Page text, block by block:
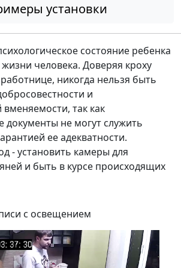
установки
состояние ребенка
человека. Доверяя кроху
никогда нельзя быть
и
вменяемости, так как
документы не могут служить
ее адекватности.
- установить камеры для
и быть в курсе происходящих
c освещением